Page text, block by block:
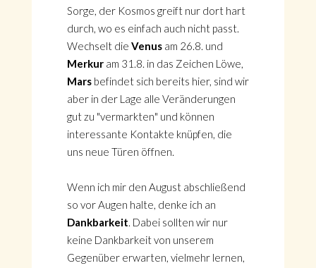
Sorge, der Kosmos greift nur dort hart
durch, wo es einfach auch nicht passt.
Wechselt die Venusam 26.8. und
Merkuram 31.8. in das Zeichen Löwe,
Marsbefindet sich bereits hier, sind wir
aber in der Lage alle Veränderungen
gut zu "vermarkten" und können
interessante Kontakte knüpfen, die
uns neue Türen öffnen.
Wenn ich mir den August abschließend
so vor Augen halte, denke ich an
Dankbarkeit. Dabei sollten wir nur
keine Dankbarkeit von unserem
Gegenüber erwarten, vielmehr lernen,